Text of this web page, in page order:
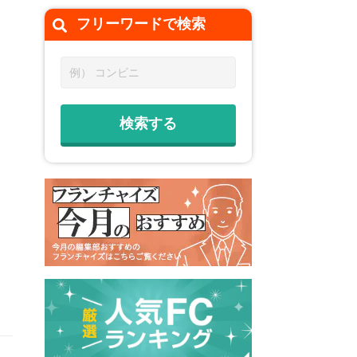
フリーワードで検索